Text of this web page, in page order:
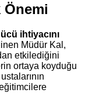
ihtiyacını
Müdür Kal,
etkilediğini
ortaya koyduğu